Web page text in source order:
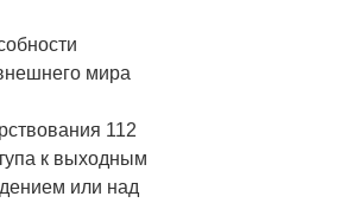
мира
112
к выходным
или над